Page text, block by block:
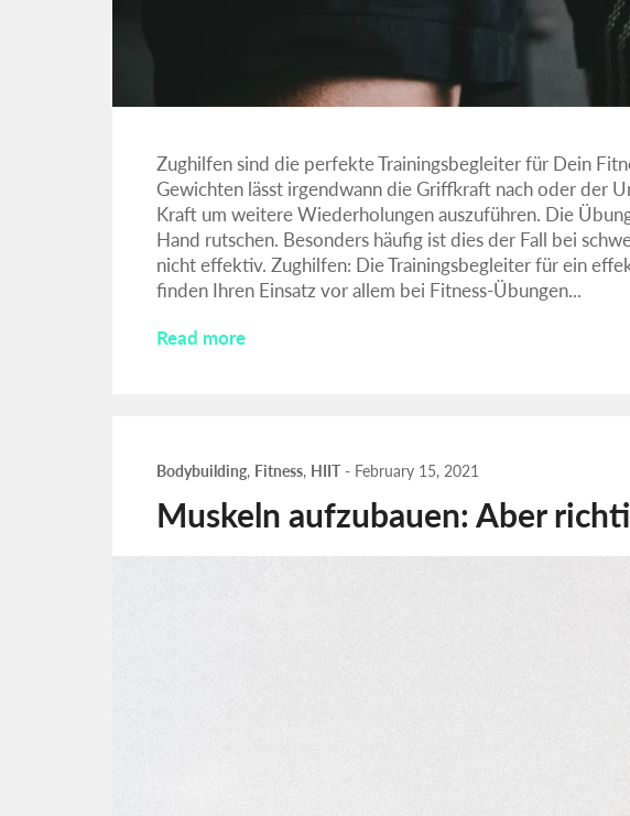
Zughilfen sind die perfekte Trainingsbegleiter für Dein
Gewichten lässt irgendwann die Griffkraft nach oder der
Kraft um weitere Wiederholungen auszuführen. Die
Hand rutschen. Besonders häufig ist dies der Fall bei
nicht effektiv. Zughilfen: Die Trainingsbegleiter für ein
finden Ihren Einsatz vor allem bei Fitness-Übungen...
Read more
Bodybuilding, Fitness, HIIT- February 15, 2021
Muskeln aufzubauen: Aber